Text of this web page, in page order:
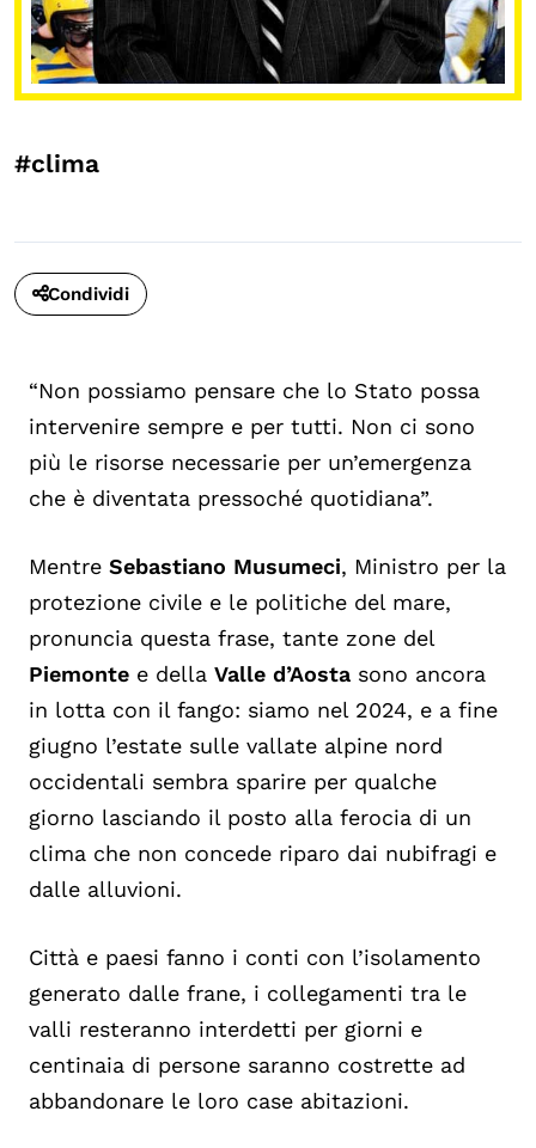
#clima
Condividi
“Non possiamo pensare che lo Stato possa
intervenire sempre e per tutti. Non ci sono
più le risorse necessarie per un’emergenza
che è diventata pressoché quotidiana”.
Mentre Sebastiano Musumeci, Ministro per la
protezione civile e le politiche del mare,
pronuncia questa frase, tante zone del
Piemonte e della Valle d’Aosta sono ancora
in lotta con il fango: siamo nel 2024, e a fine
giugno l’estate sulle vallate alpine nord
occidentali sembra sparire per qualche
giorno lasciando il posto alla ferocia di un
clima che non concede riparo dai nubifragi e
dalle alluvioni.
Città e paesi fanno i conti con l’isolamento
generato dalle frane, i collegamenti tra le
valli resteranno interdetti per giorni e
centinaia di persone saranno costrette ad
abbandonare le loro case abitazioni.